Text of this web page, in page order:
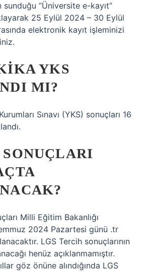
sunduğu “Üniversite e-kayıt”
25 Eylül 2024 – 30 Eylül
elektronik kayıt işleminizi
YKS
MI?
Sınavı (YKS) sonuçları 16
Milli Eğitim Bakanlığı
2024 Pazartesi günü .tr
LGS Tercih sonuçlarının
henüz açıklanmamıştır.
göz önüne alındığında LGS